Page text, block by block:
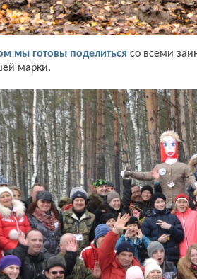
мы готовы поделиться со всеми
марки.